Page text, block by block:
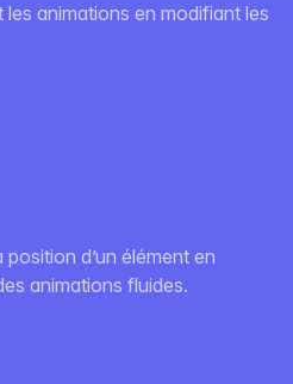
animations en modifiant les
d’un élément en
animations fluides.